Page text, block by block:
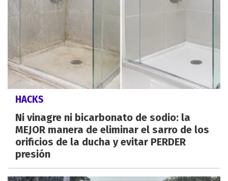
HACKS
Ni vinagre ni bicarbonato de sodio: la
MEJOR manera de eliminar el sarro de los
orificios de la ducha y evitar PERDER
presión